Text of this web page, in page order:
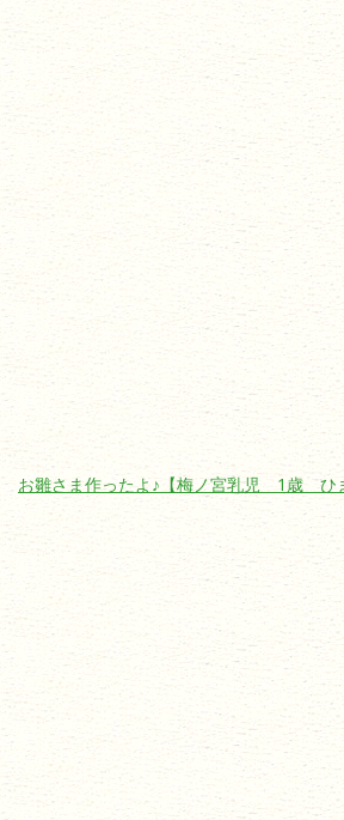
お雛さま作ったよ♪【梅ノ宮乳児 1歳 ひ